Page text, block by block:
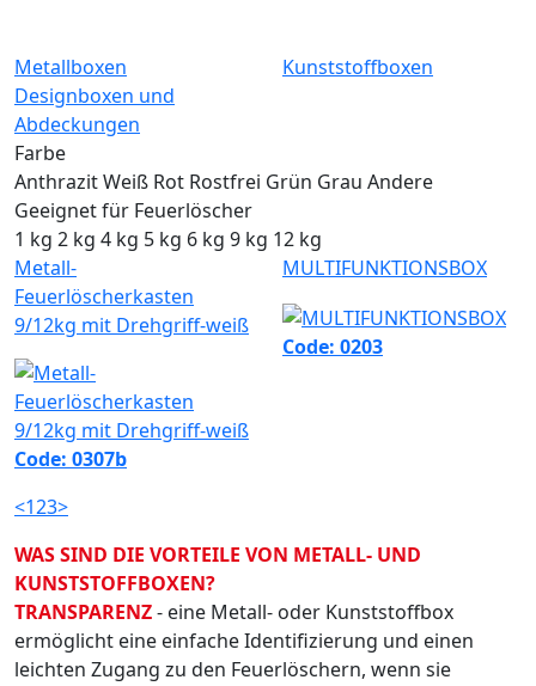
Metallboxen
Kunststoffboxen
Designboxen und
Abdeckungen
Farbe
AnthrazitWeiß Rot Rostfrei Grün Grau Andere
Geeignet für Feuerlöscher
1 kg 2 kg 4 kg 5 kg 6 kg 9 kg 12 kg
Metall-
Feuerlöscherkasten
9/12kg mit Drehgriff-weiß
Code: 0307b
MULTIFUNKTIONSBOX
Code: 0203
<123>
WAS SIND DIE VORTEILE VON METALL- UND
KUNSTSTOFFBOXEN?
TRANSPARENZ- eine Metall- oder Kunststoffbox
ermöglicht eine einfache Identifizierung und einen
leichten Zugang zu den Feuerlöschern, wenn sie